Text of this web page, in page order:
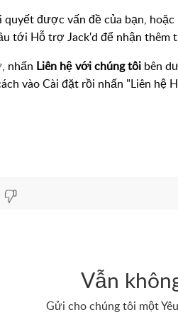
được vấn đề của bạn, hoặc
tới Hỗ trợ Jack'd để nhận thêm
nhấn Liên hệ với chúng tôi bên
vào Cài đặt rồi nhấn "Liên hệ
Vẫn
Gửi cho chúng tôi một